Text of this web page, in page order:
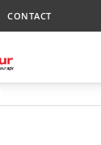
CONTACT